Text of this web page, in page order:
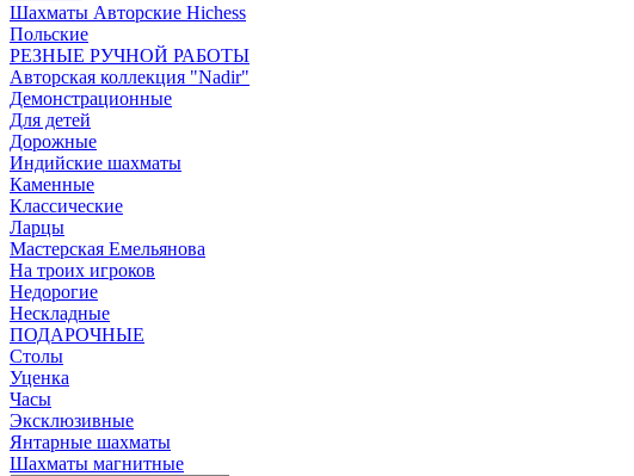
Шахматы Авторские Hichess
Польские
РЕЗНЫЕ РУЧНОЙ РАБОТЫ
Авторская коллекция "Nadir"
Демонстрационные
Для детей
Дорожные
Индийские шахматы
Каменные
Классические
Ларцы
Мастерская Емельянова
На троих игроков
Недорогие
Нескладные
ПОДАРОЧНЫЕ
Столы
Уценка
Часы
Эксклюзивные
Янтарные шахматы
Шахматы магнитные